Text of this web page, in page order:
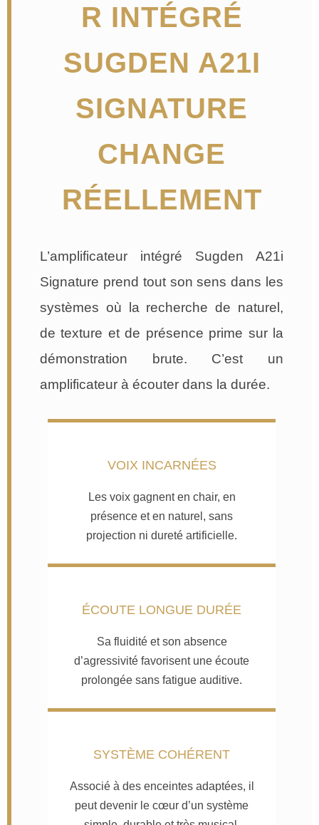
R INTÉGRÉ
SUGDEN A21I
SIGNATURE
CHANGE
RÉELLEMENT
L’amplificateur intégré Sugden A21i
Signature prend tout son sens dans les
systèmes où la recherche de naturel,
de texture et de présence prime sur la
démonstration brute. C’est un
amplificateur à écouter dans la durée.
VOIX INCARNÉES
Les voix gagnent en chair, en
présence et en naturel, sans
projection ni dureté artificielle.
ÉCOUTE LONGUE DURÉE
Sa fluidité et son absence
d’agressivité favorisent une écoute
prolongée sans fatigue auditive.
SYSTÈME COHÉRENT
Associé à des enceintes adaptées, il
peut devenir le cœur d’un système